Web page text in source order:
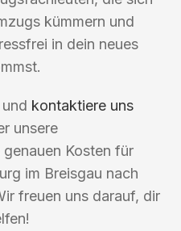
kümmern und
in dein neues
kontaktiere uns
unsere
Kosten für
im Breisgau nach
freuen uns darauf, dir